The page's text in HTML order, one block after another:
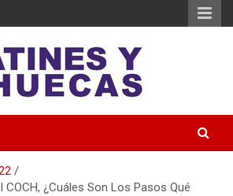
¿Cuáles Son Los Pasos Qué